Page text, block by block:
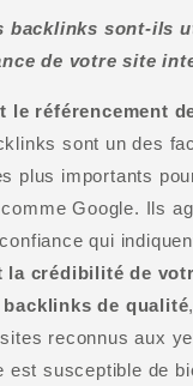
backlinks sont-ils
de votre site
le référencement
sont un des
plus importants
Google. Ils
qui
la crédibilité de
backlinks de qualité
reconnus aux
est susceptible de